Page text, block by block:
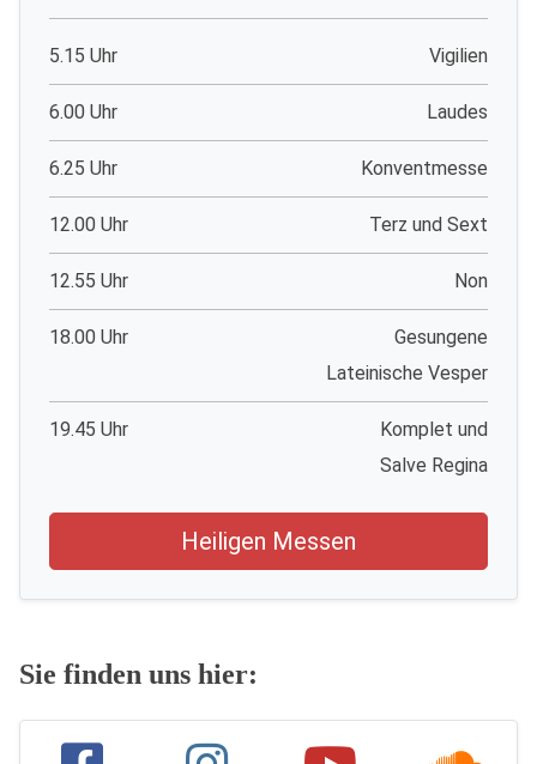
5.15 Uhr Vigilien
6.00 Uhr Laudes
6.25 Uhr Konventmesse
12.00 Uhr Terz und Sext
12.55 Uhr Non
18.00 Uhr
Gesungene
Lateinische Vesper
19.45 Uhr
Komplet und
Salve Regina
Heiligen Messen
Sie finden uns hier: